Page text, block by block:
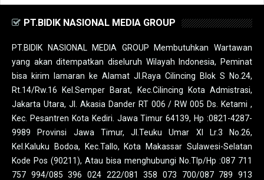
PT.BIDIK NASIONAL MEDIA GROUP
PT.BIDIK NASIONAL MEDIA GROUP Membutuhkan Wartawan
yang akan ditempatkan diseluruh Wilayah Indonesia, Peminat
bisa kirim lamaran ke Alamat Jl.Raya Cilincing Blok S No.24,
Rt.14/Rw.16 Kel.Semper Barat, Kec.Cilincing Kota Admistrasi,
Jakarta Utara, Jl. Akasia Dander RT 006 / RW 005 Ds. Ketami ,
Kec. Pesantren Kota Kediri. Jawa Timur 64139, Hp :0821-4287-
9989 Provinsi Jawa Timur, Jl.Teuku Umar XI Lr.3 No.26,
Kel.Kaluku Bodoa, Kec.Tallo, Kota Makassar Sulawesi-Selatan
Kode Pos (90211), Atau bisa menghubungi No.Tlp/Hp :087 711
757 994/085 396 024 222/081 358 073 700/087 789 913